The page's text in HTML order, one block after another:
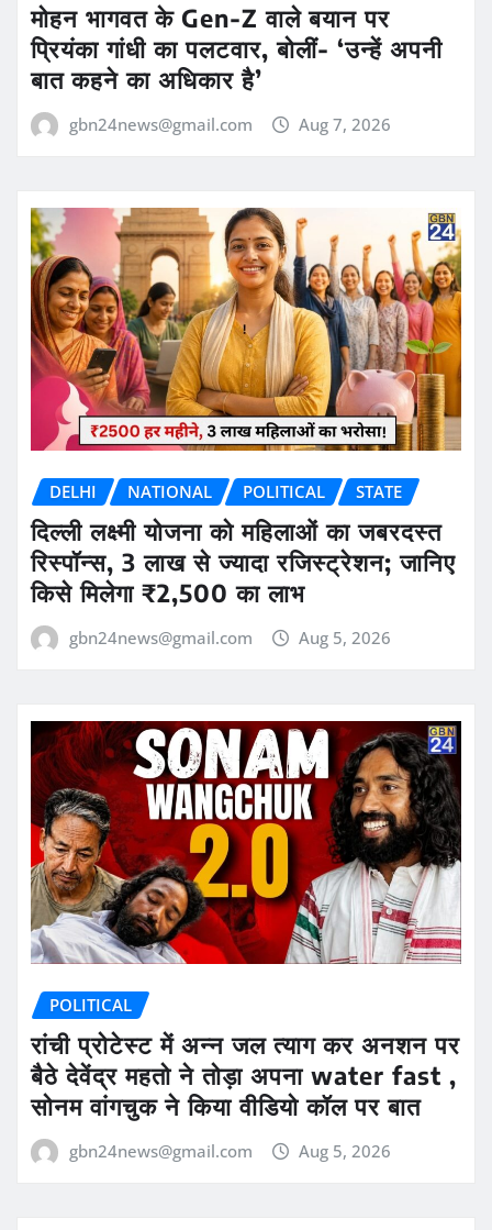
मोहन भागवत के Gen-Z वाले बयान पर
प्रियंका गांधी का पलटवार, बोलीं- ‘उन्हें अपनी
बात कहने का अधिकार है’
gbn24news@gmail.com Aug 7, 2026
DELHI NATIONAL POLITICAL STATE
दिल्ली लक्ष्मी योजना को महिलाओं का जबरदस्त
रिस्पॉन्स, 3 लाख से ज्यादा रजिस्ट्रेशन; जानिए
किसे मिलेगा ₹2,500 का लाभ
gbn24news@gmail.com Aug 5, 2026
POLITICAL
रांची प्रोटेस्ट में अन्न जल त्याग कर अनशन पर
बैठे देवेंद्र महतो ने तोड़ा अपना water fast ,
सोनम वांगचुक ने किया वीडियो कॉल पर बात
gbn24news@gmail.com Aug 5, 2026